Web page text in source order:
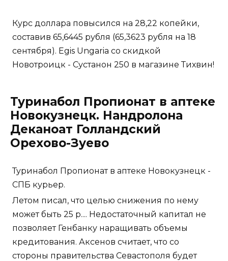
Курс доллара повысился на 28,22 копейки,
составив 65,6445 рубля (65,3623 рубля на 18
сентября). Egis Ungaria со скидкой
Новотроицк - Сустанон 250 в магазине Тихвин!
Туринабол Пропионат в аптеке
Новокузнецк. Нандролона
Деканоат Голландский
Орехово-Зуево
Туринабол Пропионат в аптеке Новокузнецк -
СПБ курьер.
Летом писал, что целью снижения по нему
может быть 25 р.... Недостаточный капитал не
позволяет Генбанку наращивать объемы
кредитования. Аксенов считает, что со
стороны правительства Севастополя будет